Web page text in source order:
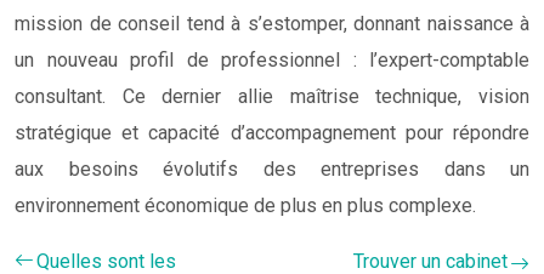
mission de conseil tend à s’estomper, donnant naissance à
un nouveau profil de professionnel : l’expert-comptable
consultant. Ce dernier allie maîtrise technique, vision
stratégique et capacité d’accompagnement pour répondre
aux besoins évolutifs des entreprises dans un
environnement économique de plus en plus complexe.
Quelles sont les
Trouver un cabinet